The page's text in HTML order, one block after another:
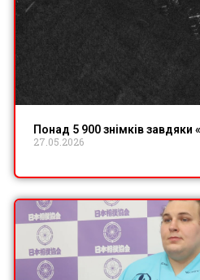
Понад 5 900 знімків завдяки
27.05.2026